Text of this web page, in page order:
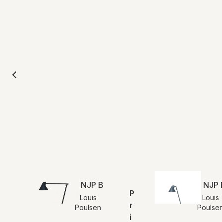
NJP Bordlampe | Sort
Louis
Poulsen
P
r
i
NJP
Louis